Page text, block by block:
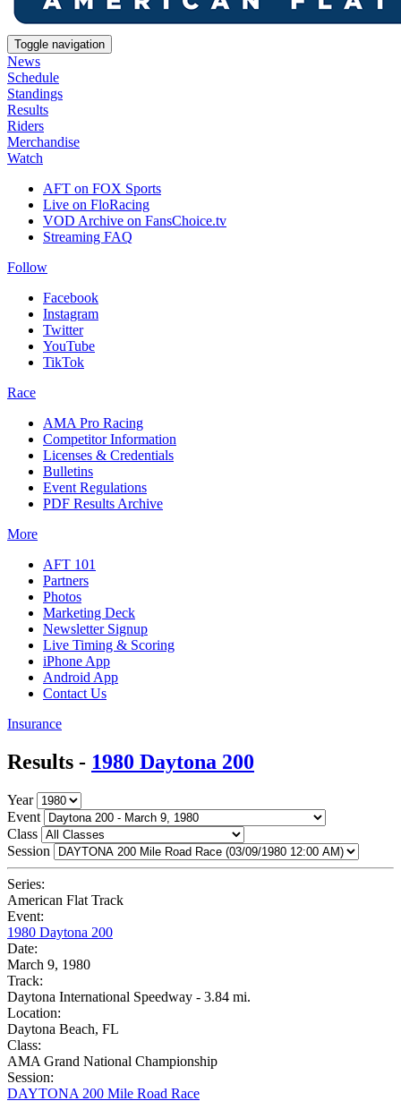
Toggle navigation
News
Schedule
Standings
Results
Riders
Merchandise
Watch
AFT on FOX Sports
Live on FloRacing
VOD Archive on FansChoice.tv
Streaming FAQ
Follow
Facebook
Instagram
Twitter
YouTube
TikTok
Race
AMA Pro Racing
Competitor Information
Licenses & Credentials
Bulletins
Event Regulations
PDF Results Archive
More
AFT 101
Partners
Photos
Marketing Deck
Newsletter Signup
Live Timing & Scoring
iPhone App
Android App
Contact Us
Insurance
Results - 1980 Daytona 200
Year
Event
Class
Session
Series:
American Flat Track
Event:
1980 Daytona 200
Date:
March 9, 1980
Track:
Daytona International Speedway - 3.84 mi.
Location:
Daytona Beach, FL
Class:
AMA Grand National Championship
Session:
DAYTONA 200 Mile Road Race